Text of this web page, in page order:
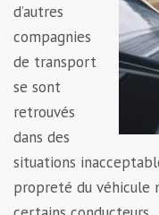
d’autres
compagnies
de transport
se sont
retrouvés
dans des
situations
propreté du véhicule